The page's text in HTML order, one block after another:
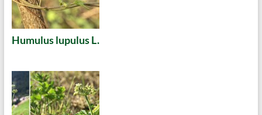
Humulus lupulus L.